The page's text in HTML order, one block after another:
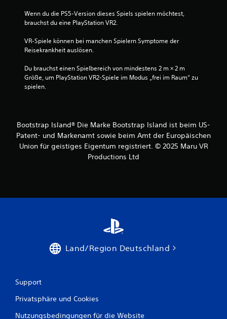
Wenn du die PS5-Version dieses Spiels spielen möchtest,
brauchst du eine PlayStation VR2.
VR-Spiele können bei manchen Spielern Symptome der
Reisekrankheit auslösen.
Du brauchst einen Spielbereich von mindestens 2 m × 2 m
Größe, um PlayStation VR2-Spiele im Modus „frei im Raum“ zu
spielen.
Bootstrap Island® Die Marke Bootstrap Island ist beim US-
Patent- und Markenamt sowie beim Amt der Europäischen
Union für geistiges Eigentum registriert. © 2025 Maru VR
Productions Ltd
Land/Region Deutschland
Support
Privatsphäre und Cookies
Nutzungsbedingungen für die Website